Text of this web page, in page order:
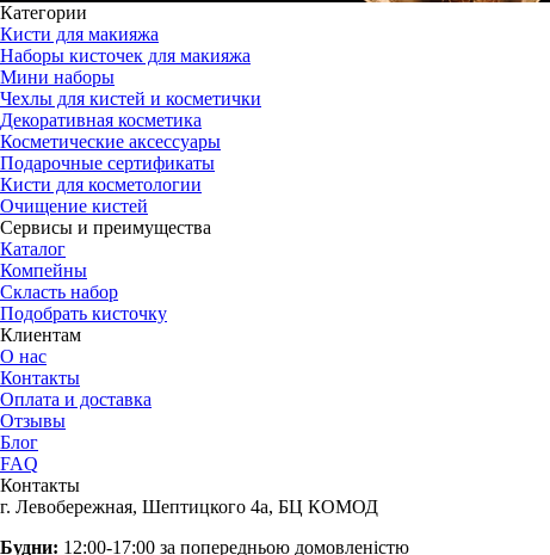
Категории
Кисти для макияжа
Наборы кисточек для макияжа
Мини наборы
Чехлы для кистей и косметички
Декоративная косметика
Косметические аксессуары
Подарочные сертификаты
Кисти для косметологии
Очищение кистей
Сервисы и преимущества
Каталог
Компейны
Скласть набор
Подобрать кисточку
Клиентам
О нас
Контакты
Оплата и доставка
Отзывы
Блог
FAQ
Контакты
г. Левобережная, Шептицкого 4а, БЦ КОМОД
Будни: 12:00-17:00 за попередньою домовленістю